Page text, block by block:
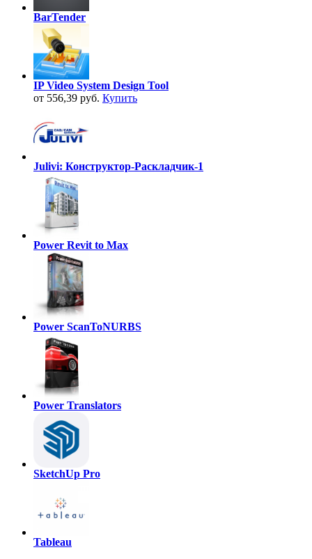
BarTender
IP Video System Design Tool
от 556,39 руб. Купить
Julivi: Конструктор-Раскладчик-1
Power Revit to Max
Power ScanToNURBS
Power Translators
SketchUp Pro
Tableau